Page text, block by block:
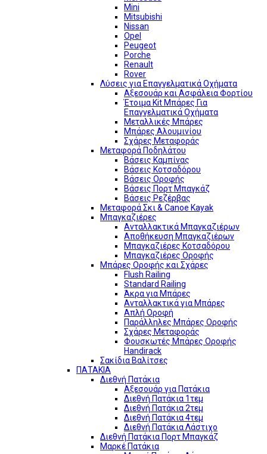
Mini
Mitsubishi
Nissan
Opel
Peugeot
Porche
Renault
Rover
Λύσεις για Επαγγελματικά Οχήματα
Αξεσουάρ και Ασφάλεια Φορτίου
Έτοιμα Kit Μπάρες Για
Επαγγελματικά Οχήματα
Μεταλλικές Μπάρες
Μπάρες Αλουμινίου
Σχάρες Μεταφοράς
Μεταφορά Ποδηλάτου
Βάσεις Καμπίνας
Βάσεις Κοτσαδόρου
Βάσεις Οροφής
Βάσεις Πορτ Μπαγκάζ
Βάσεις Ρεζέρβας
Μεταφορά Σκι & Canoe Kayak
Μπαγκαζιέρες
Ανταλλακτικά Μπαγκαζιέρων
Αποθήκευση Μπαγκαζιέρων
Μπαγκαζιέρες Κοτσαδόρου
Μπαγκαζιέρες Οροφής
Μπάρες Οροφής και Σχάρες
Flush Railing
Standard Railing
Άκρα για Μπάρες
Ανταλλακτικά για Μπάρες
Απλή Οροφή
Παράλληλες Μπάρες Οροφής
Σχάρες Μεταφοράς
Φουσκωτές Μπάρες Οροφής
Handirack
Σακίδια Βαλίτσες
ΠΑΤΑΚΙΑ
Διεθνή Πατάκια
Αξεσουάρ για Πατάκια
Διεθνή Πατάκια 1τεμ
Διεθνή Πατάκια 2τεμ
Διεθνή Πατάκια 4τεμ
Διεθνή Πατάκια Λάστιχο
Διεθνή Πατάκια Πορτ Μπαγκάζ
Μαρκέ Πατάκια